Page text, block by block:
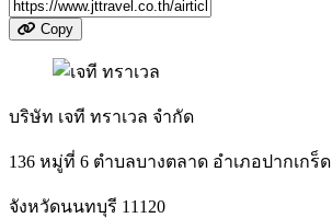
Copy
บริษัท เจที ทราเวล จำกัด
136 หมู่ที่ 6 ตำบลบางตลาด อำเภอปากเกร็ด
จังหวัดนนทบุรี 11120